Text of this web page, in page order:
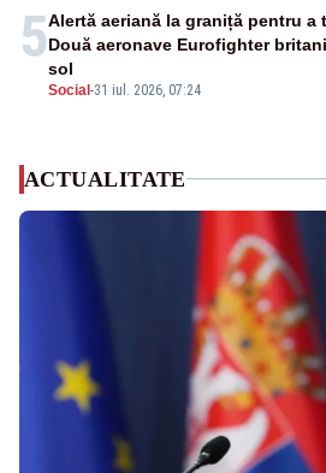
5
Social-31 iul. 2026, 07:24
Alertă aeriană la graniță pentru a
Două aeronave Eurofighter
sol
ACTUALITATE